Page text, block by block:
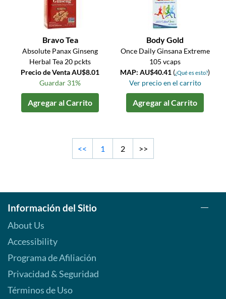
Bravo Tea
Absolute Panax Ginseng
Herbal Tea 20 pckts
Precio de Venta AU$8.01
Guardar 31%
Agregar al Carrito
Body Gold
Once Daily Ginsana Extreme
105 vcaps
MAP: AU$40.41 (¿Qué es esto?)
Ver precio en el carrito
Agregar al Carrito
<< 1 2 >>
Información del Sitio
About Us
Accessibility
Programa de Afiliación
Privacidad & Seguridad
Términos de Uso